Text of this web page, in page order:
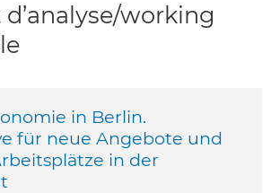
working
in Berlin.
für neue Angebote und
in der